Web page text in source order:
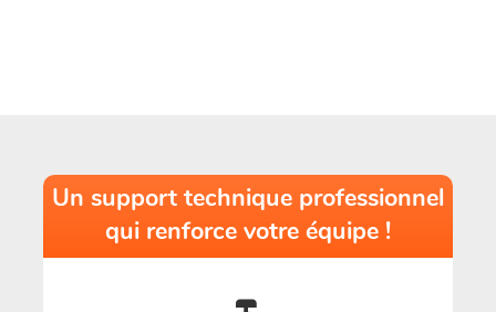
Un support technique professionnel
qui renforce votre équipe !